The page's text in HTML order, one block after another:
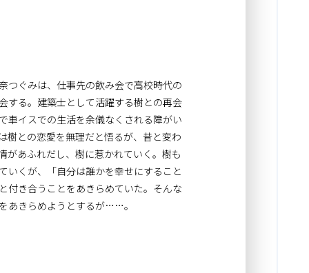
つぐみは、仕事先の飲み会で高校時代の
する。建築士として活躍する樹との再会
車イスでの生活を余儀なくされる障がい
樹との恋愛を無理だと悟るが、昔と変わ
があふれだし、樹に惹かれていく。樹も
いくが、「自分は誰かを幸せにすること
付き合うことをあきらめていた。そんな
あきらめようとするが……。